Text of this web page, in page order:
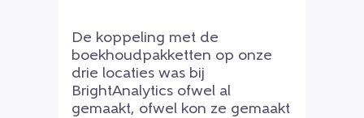
De koppeling met de
boekhoudpakketten op onze
drie locaties was bij
BrightAnalytics ofwel al
gemaakt, ofwel kon ze gemaakt